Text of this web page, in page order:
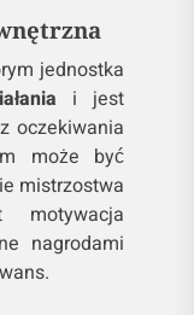
jednostka
i jest
oczekiwania
może być
mistrzostwa
nagrodami